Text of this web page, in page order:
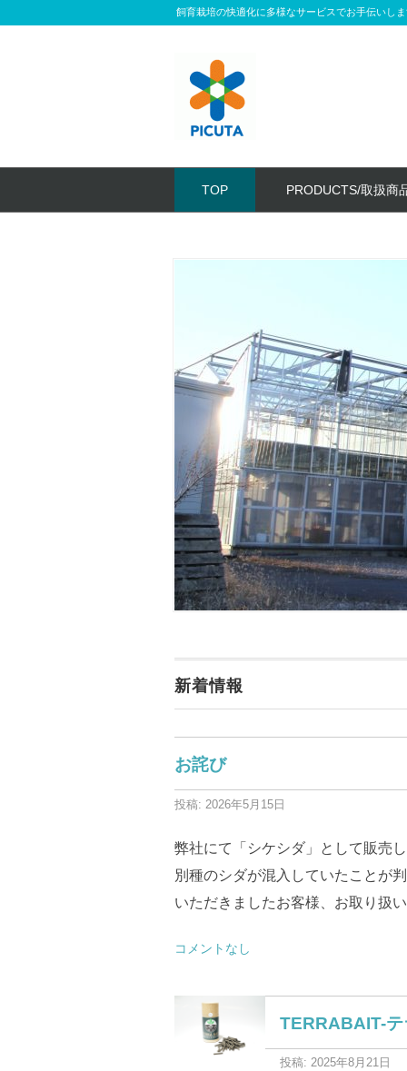
飼育栽培の快適化に多様なサービスでお手伝いし
TOP PRODUCTS/取扱商
新着情報
お詫び
投稿: 2026年5月15日
弊社にて「シケシダ」として販売
別種のシダが混入していたことが
いただきましたお客様、お取り扱
コメントなし
TERRABAIT-テ
投稿: 2025年8月21日